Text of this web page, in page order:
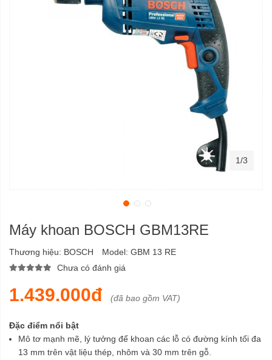
Máy khoan BOSCH GBM13RE
Thương hiệu: BOSCH Model: GBM 13 RE
Chưa có đánh giá
1.439.000đ (đã bao gồm VAT)
Đặc điểm nổi bật
Mô tơ mạnh mẽ, lý tưởng để khoan các lỗ có đường kính tối đa
13 mm trên vật liệu thép, nhôm và 30 mm trên gỗ.
1/3